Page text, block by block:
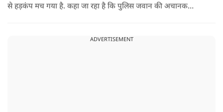
से हड़कंप मच गया है. कहा जा रहा है कि पुलिस जवान की अचानक
ADVERTISEMENT